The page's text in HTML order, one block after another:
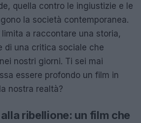
quella contro le ingiustizie e le
la società contemporanea.
a raccontare una storia,
di una critica sociale che
nostri giorni. Ti sei mai
essere profondo un film in
nostra realtà?
ribellione: un film che